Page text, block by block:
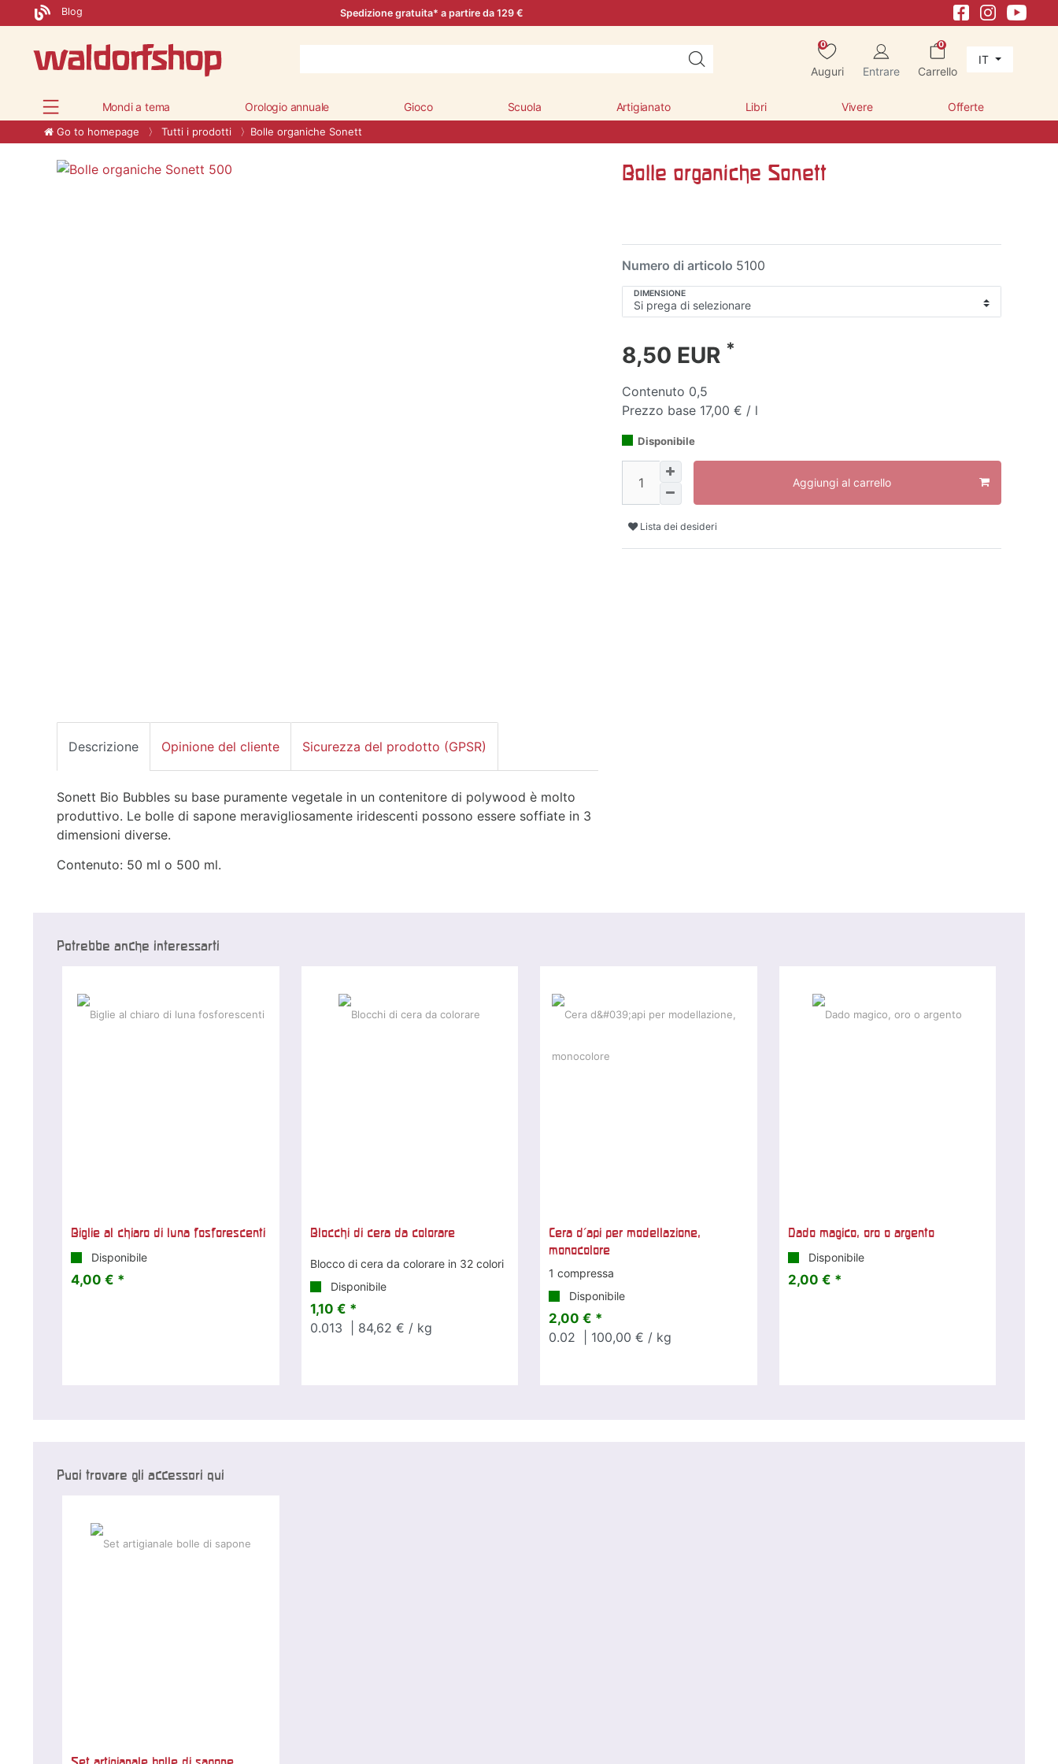
Blog Spedizione gratuita* a partire da 129 €
0
Auguri Entrare
0
Carrello
IT
Mondi a tema Orologio annuale Gioco Scuola Artigianato Libri Vivere Offerte
Go to homepage Tutti i prodotti Bolle organiche Sonett
Bolle organiche Sonett
Numero di articolo 5100
DIMENSIONE
8,50 EUR *
Contenuto 0,5
Prezzo base 17,00 € / l
Disponibile
Aggiungi al carrello
Lista dei desideri
Descrizione Opinione del cliente Sicurezza del prodotto (GPSR)
Sonett Bio Bubbles su base puramente vegetale in un contenitore di polywood è molto
produttivo. Le bolle di sapone meravigliosamente iridescenti possono essere soffiate in 3
dimensioni diverse.
Contenuto: 50 ml o 500 ml.
Potrebbe anche interessarti
Biglie al chiaro di luna fosforescenti
Disponibile
4,00 € *
Blocchi di cera da colorare
Blocco di cera da colorare in 32 colori
Disponibile
1,10 € *
0.013
| 84,62 € / kg
Cera d'api per modellazione,
monocolore
1 compressa
Disponibile
2,00 € *
0.02
| 100,00 € / kg
Dado magico, oro o argento
Disponibile
2,00 € *
Puoi trovare gli accessori qui